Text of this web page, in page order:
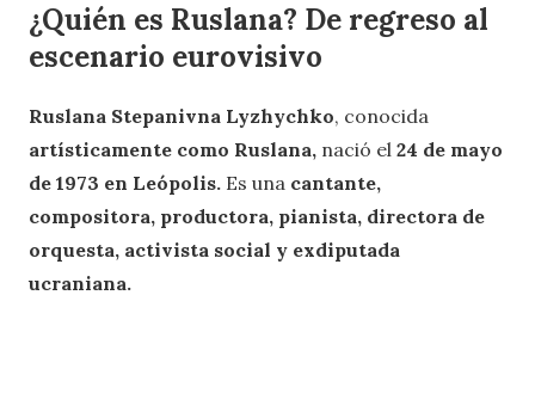
¿Quién es Ruslana? De regreso al
escenario eurovisivo
Ruslana Stepanivna Lyzhychko, conocida
artísticamente como Ruslana, nació el 24 de mayo
de 1973 en Leópolis. Es una cantante,
compositora, productora, pianista, directora de
orquesta, activista social y exdiputada
ucraniana.